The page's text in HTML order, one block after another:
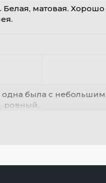
Белая, матовая.
одна была с
ровный.